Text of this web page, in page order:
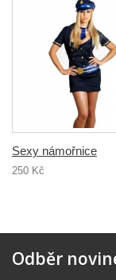
Sexy námořnice
250 Kč
Odběr